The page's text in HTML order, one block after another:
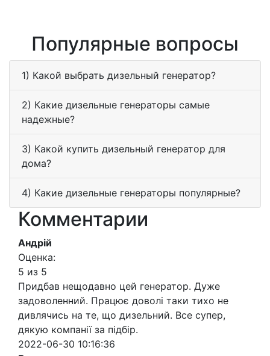
Популярные вопросы
1) Какой выбрать дизельный генератор?
2) Какие дизельные генераторы самые
надежные?
3) Какой купить дизельный генератор для
дома?
4) Какие дизельные генераторы популярные?
Комментарии
Андрій
Оценка:
5 из 5
Придбав нещодавно цей генератор. Дуже
задоволенний. Працює доволі таки тихо не
дивлячись на те, що дизельний. Все супер,
дякую компанії за підбір.
2022-06-30 10:16:36